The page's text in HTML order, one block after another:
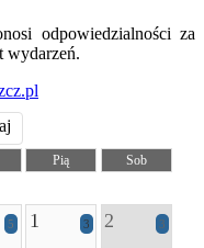
odpowiedzialności za
wydarzeń.
Pią
Sob
5 1 3 2 3